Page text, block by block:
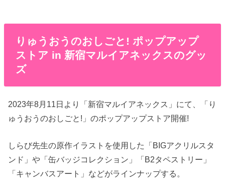
りゅうおうのおしごと! ポップアップ
ストア in 新宿マルイアネックスのグッ
ズ
2023年8月11日より「新宿マルイアネックス」にて、「り
ゅうおうのおしごと!」のポップアップストア開催!
しらび先生の原作イラストを使用した「BIGアクリルスタ
ンド」や「缶バッジコレクション」「B2タペストリー」
「キャンバスアート」などがラインナップする。